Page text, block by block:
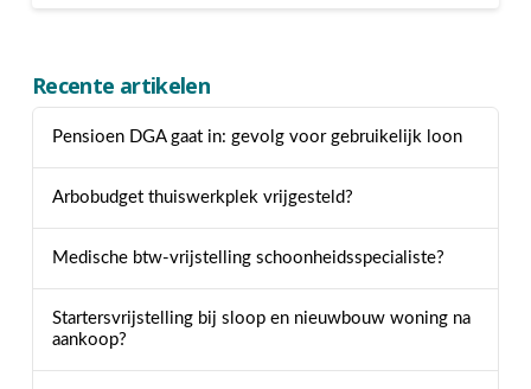
Recente artikelen
Pensioen DGA gaat in: gevolg voor gebruikelijk loon
Arbobudget thuiswerkplek vrijgesteld?
Medische btw-vrijstelling schoonheidsspecialiste?
Startersvrijstelling bij sloop en nieuwbouw woning na
aankoop?